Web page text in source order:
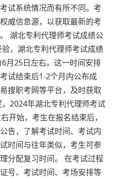
试系统情况而有所不同。考
威信息源，以获取最新的考
湖北专利代理师考试成绩公
，湖北专利代理师考试成绩
月25日左右。这一时间安排
试结束后1-2个月内公布成
搜职考网等平台，及时获取
2024年湖北专利代理师考试
开始，考生在报名结束后，
告，了解考试时间、考试内
时间与往年类似，考生可参
分配复习时间。 在考试过程
号、考试时间、考场安排等